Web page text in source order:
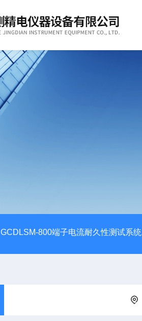
GCDLSM-800端子电流耐久性测试系统